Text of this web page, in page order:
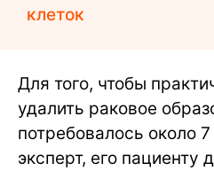
клеток
Для того, чтобы
удалить раковое
потребовалось около
эксперт, его пациенту